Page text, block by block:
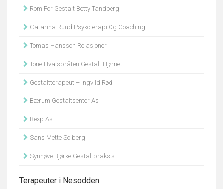
Rom For Gestalt Betty Tandberg
Catarina Ruud Psykoterapi Og Coaching
Tomas Hansson Relasjoner
Tone Hvalsbråten Gestalt Hjørnet
Gestaltterapeut – Ingvild Rød
Bærum Gestaltsenter As
Bexp As
Sans Mette Solberg
Synnøve Bjørke Gestaltpraksis
Terapeuter i Nesodden